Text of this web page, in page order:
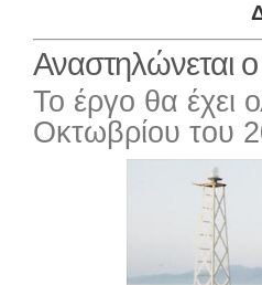
Αναστηλώνεται
Το έργο θα έχει
Οκτωβρίου του